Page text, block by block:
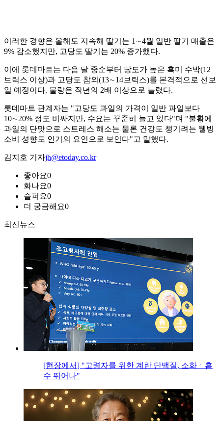
이러한 경향은 올해도 지속해 딸기는 1∼4월 일반 딸기 매출은
9% 감소했지만, 고당도 딸기는 20% 증가했다.
이에 롯데마트는 다음 달 중순부터 당도가 높은 흑미 수박(12
브릭스 이상)과 고당도 참외(13∼14브릭스)를 본격적으로 선보
일 예정이다. 물량은 작년의 2배 이상으로 늘렸다.
롯데마트 관계자는 "고당도 과일의 가격이 일반 과일보다
10∼20% 정도 비싸지만, 수요는 꾸준히 늘고 있다"며 "불황에
과일의 단맛으로 스트레스 해소는 물론 건강도 챙기려는 웰빙
소비 성향도 인기의 요인으로 보인다"고 말했다.
김지호 기자jh@etoday.co.kr
좋아요0
화나요0
슬퍼요0
더 궁금해요0
최신뉴스
[현장에서] "고령자를 위한 계란 단백질, 소화ㆍ흡
수 뛰어나"